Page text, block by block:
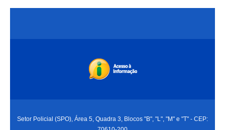
Setor Policial (SPO), Área 5, Quadra 3, Blocos "B", "L", "M" e "T" - CEP: